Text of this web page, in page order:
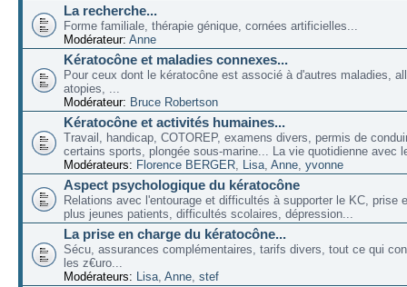
La recherche...
Forme familiale, thérapie génique, cornées artificielles...
Modérateur: Anne
Kératocône et maladies connexes...
Pour ceux dont le kératocône est associé à d'autres maladies,
atopies, ...
Modérateur: Bruce Robertson
Kératocône et activités humaines...
Travail, handicap, COTOREP, examens divers, permis de
certains sports, plongée sous-marine... La vie quotidienne avec
Modérateurs: Florence BERGER Lisa Anne yvonne
Aspect psychologique du kératocône
Relations avec l'entourage et difficultés à supporter le KC, prise
plus jeunes patients, difficultés scolaires, dépression...
La prise en charge du kératocône...
Sécu, assurances complémentaires, tarifs divers, tout ce qui
les z€uro...
Modérateurs: Lisa Anne stef